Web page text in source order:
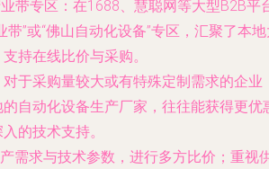
带专区 ：在1688、慧聪网等大型B2B平
带”或“佛山自动化设备”专区，汇聚了本
持在线比价与采购。
对于采购量较大或有特殊定制需求的企业
自动化设备生产厂家，往往能获得更优
的技术支持。
需求与技术参数，进行多方比价；重视